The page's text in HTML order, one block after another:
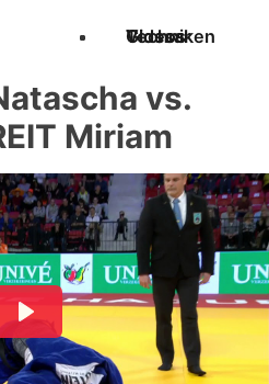
Techniken
Videos
Glossar
vs.
Miriam